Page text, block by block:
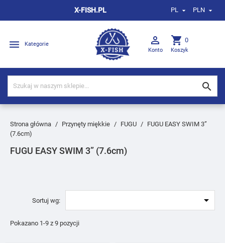
X-FISH.PL PL  PLN 
 Kategorie 
Konto
shopping_cart 0
Koszyk

Strona główna Przynęty miękkie FUGU
FUGU EASY SWIM 3”
(7.6cm)
FUGU EASY SWIM 3” (7.6cm)
Sortuj wg: 
Pokazano 1-9 z 9 pozycji